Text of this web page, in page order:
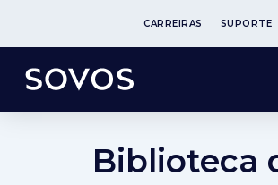
CARREIRAS SUPORTE
Biblioteca